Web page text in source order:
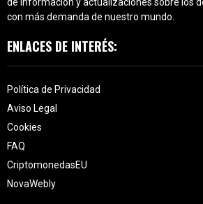
con más demanda de nuestro mundo.
ENLACES DE INTERÉS:
Política de Privacidad
Aviso Legal
Cookies
FAQ
CriptomonedasEU
NovaWebly